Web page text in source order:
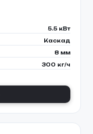
5.5 кВт
Каскад
8 мм
300 кг/ч